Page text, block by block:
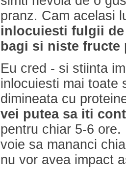
pranz. Cam acelasi
inlocuiesti fulgii
bagi si niste fructe
Eu cred - si stiinta
inlocuiesti mai toate
dimineata cu
vei putea sa iti
pentru chiar 5-6
voie sa mananci
nu vor avea impact